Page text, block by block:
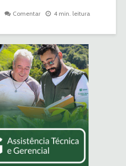
Comentar 4 min. leitura